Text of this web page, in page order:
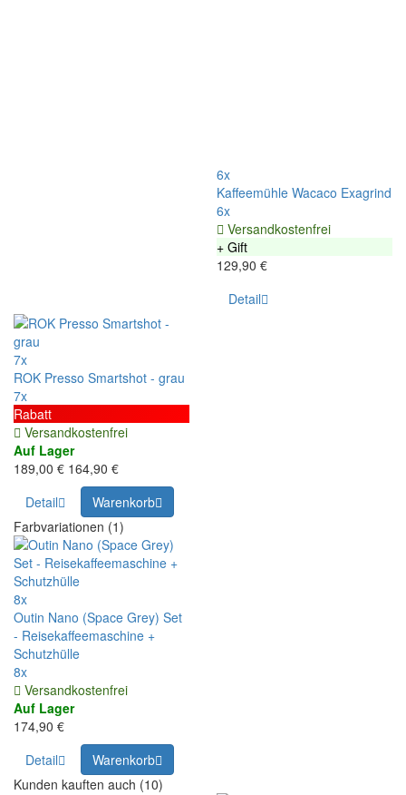
6x
Kaffeemühle Wacaco Exagrind
6x
Versandkostenfrei
+ Gift
129,90 €
Detail
7x
ROK Presso Smartshot - grau
7x
Rabatt
Versandkostenfrei
Auf Lager
189,00 € 164,90 €
Detail
Warenkorb
Farbvariationen (1)
8x
Outin Nano (Space Grey) Set
- Reisekaffeemaschine +
Schutzhülle
8x
Versandkostenfrei
Auf Lager
174,90 €
Detail
Warenkorb
Kunden kauften auch (10)